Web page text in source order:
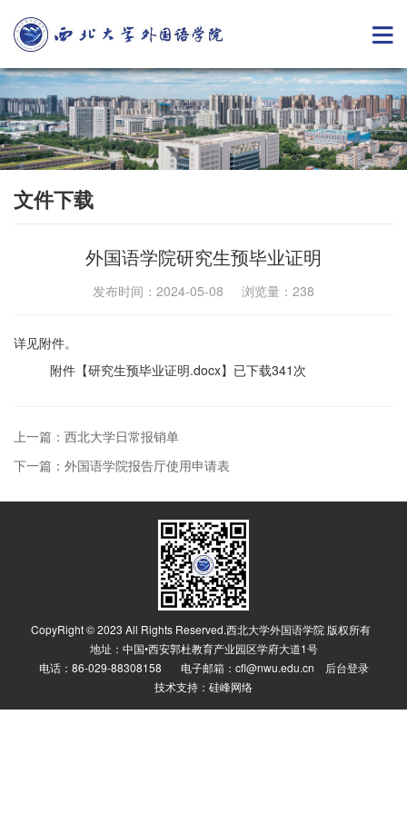
文件下载
外国语学院研究生预毕业证明
发布时间：2024-05-08 浏览量： 238
详见附件。
附件【研究生预毕业证明.docx】已下载341 次
上一篇：西北大学日常报销单
下一篇：外国语学院报告厅使用申请表
CopyRight © 2023 All Rights Reserved.西北大学外国语学院 版权所有
地址：中国•西安郭杜教育产业园区学府大道1号
电话：86-029-88308158 电子邮箱：cfl@nwu.edu.cn
后台登录
技术支持： 硅峰网络